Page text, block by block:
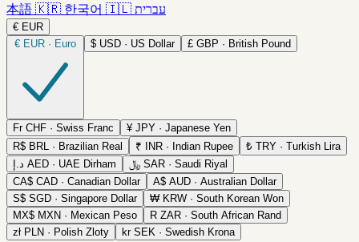
本語 🇰🇷 한국어 🇮🇱 עברית
€ EUR
€ EUR · Euro $ USD · US Dollar £ GBP · British Pound
Fr CHF · Swiss Franc ¥ JPY · Japanese Yen
R$ BRL · Brazilian Real ₹ INR · Indian Rupee ₺ TRY · Turkish Lira
د.إ AED · UAE Dirham ﷼ SAR · Saudi Riyal
CA$ CAD · Canadian Dollar A$ AUD · Australian Dollar
S$ SGD · Singapore Dollar ₩ KRW · South Korean Won
MX$ MXN · Mexican Peso R ZAR · South African Rand
zł PLN · Polish Zloty kr SEK · Swedish Krona